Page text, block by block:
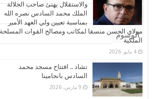
تعليقات
الوسوم
والاستقلال يهنئ صاحب الجلالة
الملك محمد السادس نصره الله
بمناسبة تعيين ولي العهد الأمير
مولاي الحسن منسقا لمكاتب ومصالح القوات المسلحة
الملكية
4 مايو، 2026
تشاد .. افتتاح مسجد محمد
السادس بانجامينا
9 مارس، 2026